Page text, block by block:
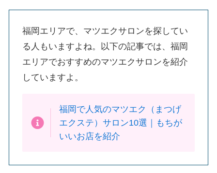
福岡エリアで、マツエクサロンを探してい
る人もいますよね。以下の記事では、福岡
エリアでおすすめのマツエクサロンを紹介
していますよ。
福岡で人気のマツエク（まつげ
エクステ）サロン10選｜もちが
いいお店を紹介